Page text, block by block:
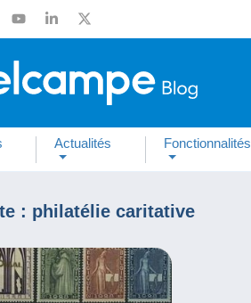
Actualités Fonctionnalités
: philatélie caritative